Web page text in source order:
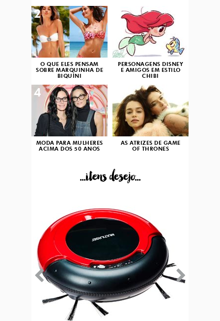
O QUE ELES PENSAM
SOBRE MARQUINHA DE
BIQUÍNI
2
PERSONAGENS DISNEY
E AMIGOS EM ESTILO
CHIBI
3
MODA PARA MULHERES
ACIMA DOS 50 ANOS
4
AS ATRIZES DE GAME
OF THRONES
...itens desejo...